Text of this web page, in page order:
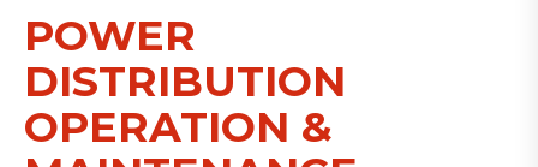
POWER
DISTRIBUTION
OPERATION &